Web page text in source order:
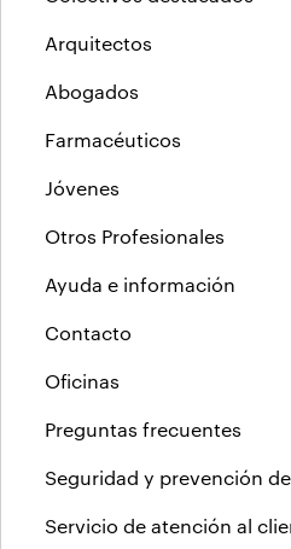
Arquitectos
Abogados
Farmacéuticos
Jóvenes
Otros Profesionales
Ayuda e información
Contacto
Oficinas
Preguntas frecuentes
Seguridad y prevención
Servicio de atención al